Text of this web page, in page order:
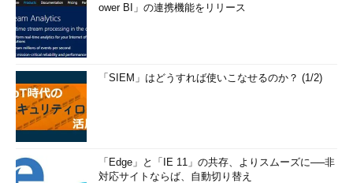
ower BI」の連携機能をリリース
「SIEM」はどうすれば使いこなせるのか？ (1/2)
「Edge」と「IE 11」の共存、よりスムーズに──非
対応サイトならば、自動切り替え